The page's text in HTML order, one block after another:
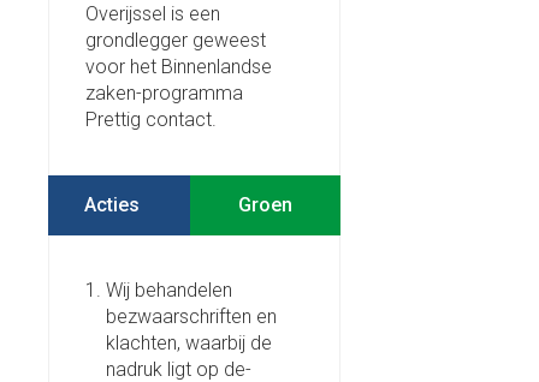
Overijssel is een
grondlegger geweest
voor het Binnenlandse
zaken-programma
Prettig contact.
Acties
Wij behandelen
bezwaarschriften en
klachten, waarbij de
nadruk ligt op de-